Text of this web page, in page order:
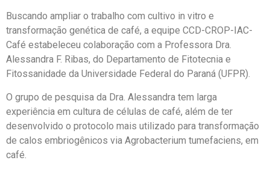
Buscando ampliar o trabalho com cultivo in vitro e
transformação genética de café, a equipe CCD-CROP-IAC-
Café estabeleceu colaboração com a Professora Dra.
Alessandra F. Ribas, do Departamento de Fitotecnia e
Fitossanidade da Universidade Federal do Paraná (UFPR).
O grupo de pesquisa da Dra. Alessandra tem larga
experiência em cultura de células de café, além de ter
desenvolvido o protocolo mais utilizado para transformação
de calos embriogênicos via Agrobacterium tumefaciens, em
café.